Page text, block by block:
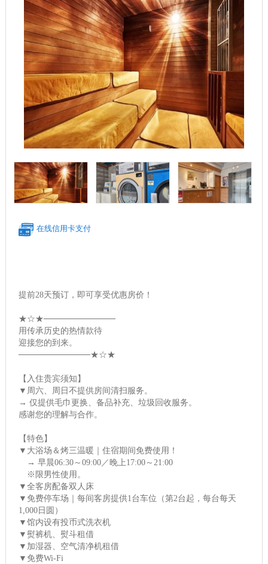
在线信用卡支付
提前28天预订，即可享受优惠房价！
★☆★────────────
用传承历史的热情款待
迎接您的到来。
────────────★☆★
【入住贵宾须知】
▼周六、周日不提供房间清扫服务。
→ 仅提供毛巾更换、备品补充、垃圾回收服务。
感谢您的理解与合作。
【特色】
▼大浴场＆烤三温暖｜住宿期间免费使用！
→ 早晨06:30～09:00／晚上17:00～21:00
※限男性使用。
▼全客房配备双人床
▼免费停车场｜每间客房提供1台车位（第2台起，每台每天
1,000日圆）
▼馆内设有投币式洗衣机
▼熨裤机、熨斗租借
▼加湿器、空气清净机租借
▼免费Wi-Fi